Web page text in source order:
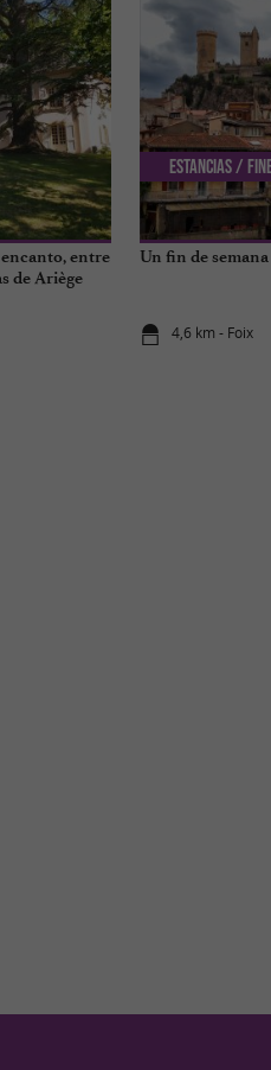
entre
de Ariège
Un fin de
4,6 km - Foix
Estancias /